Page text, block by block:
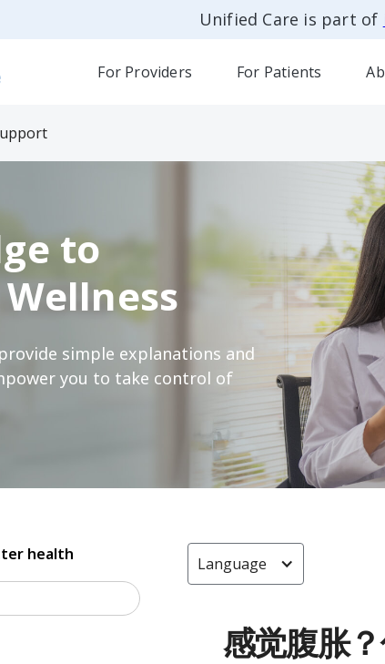
Unified Care is part of
For Providers For Patients
to
simple explanations and
you to take control of
health Language
感觉腹胀